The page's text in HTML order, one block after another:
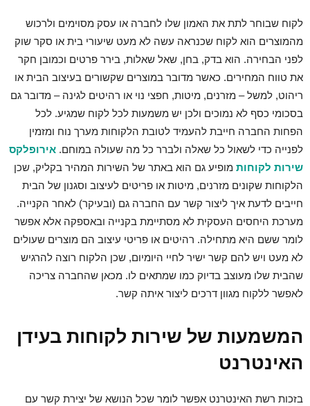
לקוח שבוחר לתת את האמון שלו לחברה או עסק מסוימים ולרכוש
מהמוצרים הוא לקוח שכנראה עשה לא מעט שיעורי בית או סקר שוק
לפני הבחירה. הוא בדק, בחן, שאל שאלות, בירר פרטים וכמובן חקר
את טווח המחירים. כאשר מדובר במוצרים שקשורים בעיצוב הבית או
ריהוט, למשל – מזרנים, מיטות, חפצי נוי או רהיטים לגינה – מדובר גם
בסכומי כסף לא נמוכים ולכן יש משמעות לכל לקוח שמגיע. לכל
הפחות החברה חייבת להעמיד לטובת הלקוחות מערך נוח ומזמין
לפנייה כדי לשאול כל שאלה ולברר כל מה שעולה במוחם. אירופלקס
שירות לקוחות מופיע גם הוא באתר של השירות המהיר בקליק, שכן
הלקוחות שקונים מזרנים, מיטות או פריטים לעיצוב וסגנון של הבית
חייבים לדעת איך ליצור קשר עם החברה גם (ובעיקר) לאחר הקנייה.
מערכת היחסים העסקית לא מסתיימת בקנייה ובאספקה אלא אפשר
לומר ששם היא מתחילה. רהיטים או פריטי עיצוב הם מוצרים שעולים
לא מעט ויש להם קשר ישיר לחיי היומיום, שכן הלקוח רוצה להרגיש
שהבית שלו מעוצב בדיוק כמו שמתאים לו. מכאן שהחברה צריכה
לאפשר ללקוח מגוון דרכים ליצור איתה קשר.
המשמעות של שירות לקוחות בעידן
האינטרנט
בזכות רשת האינטרנט אפשר לומר שכל הנושא של יצירת קשר עם